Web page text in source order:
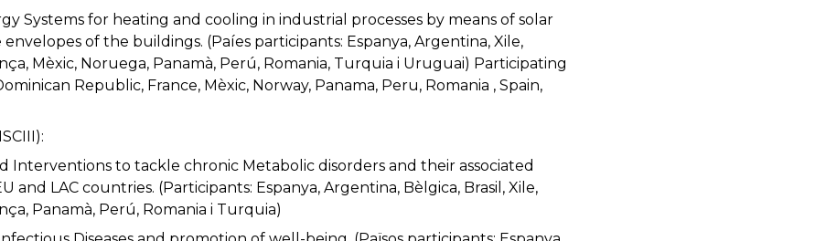
Systems for heating and cooling in industrial processes by means of solar
of the buildings. (Paíes participants: Espanya, Argentina, Xile,
Mèxic, Noruega, Panamà, Perú, Romania, Turquia i Uruguai) Participating
Republic, France, Mèxic, Norway, Panama, Peru, Romania , Spain,
Interventions to tackle chronic Metabolic disorders and their associated
and LAC countries. (Participants: Espanya, Argentina, Bèlgica, Brasil, Xile,
Panamà, Perú, Romania i Turquia)